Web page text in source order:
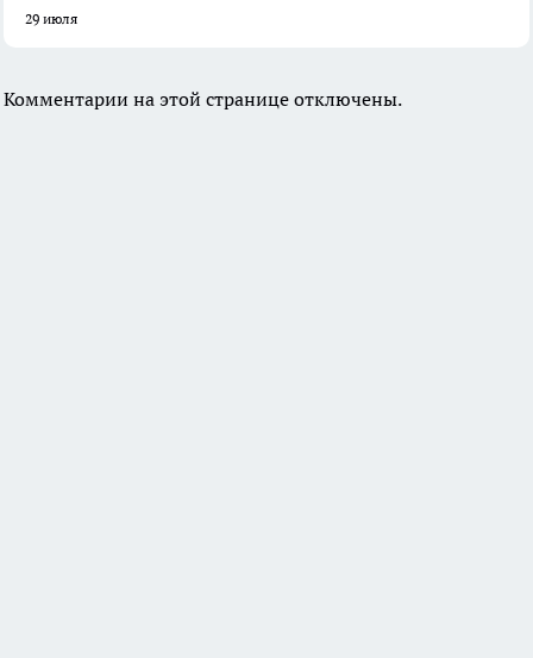
29 июля
Комментарии на этой странице отключены.